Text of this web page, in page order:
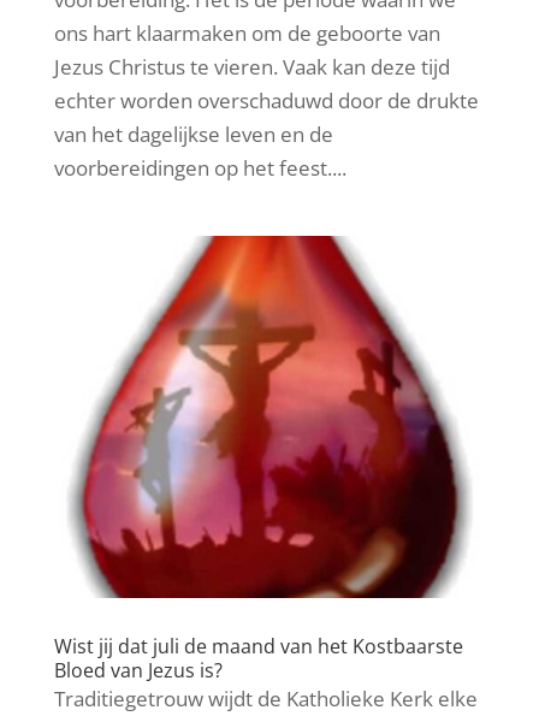
ons hart klaarmaken om de geboorte van
Jezus Christus te vieren. Vaak kan deze tijd
echter worden overschaduwd door de drukte
van het dagelijkse leven en de
voorbereidingen op het feest....
Wist jij dat juli de maand van het Kostbaarste
Bloed van Jezus is?
Traditiegetrouw wijdt de Katholieke Kerk elke